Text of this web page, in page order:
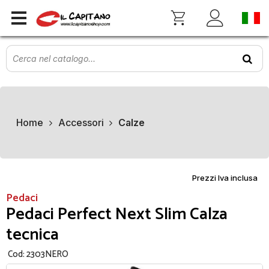
Home Accessori Calze
Prezzi Iva inclusa
Pedaci
Pedaci Perfect Next Slim Calza
tecnica
Cod:2303NERO